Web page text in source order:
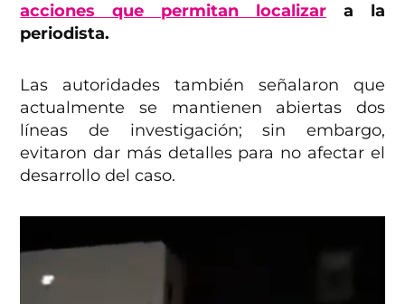
acciones que permitan localizara la
periodista.
Las autoridades también señalaron que
actualmente se mantienen abiertas dos
líneas de investigación; sin embargo,
evitaron dar más detalles para no afectar el
desarrollo del caso.